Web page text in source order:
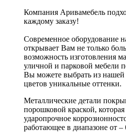
Компания Аривамебель
каждому заказу!
Современное оборудование
открывает Вам не только
возможность изготовления
уличной и парковой мебели
Вы можете выбрать из
цветов уникальные оттенки.
Металлические детали
порошковой краской, которая
ударопрочное
работающее в диапазоне от –